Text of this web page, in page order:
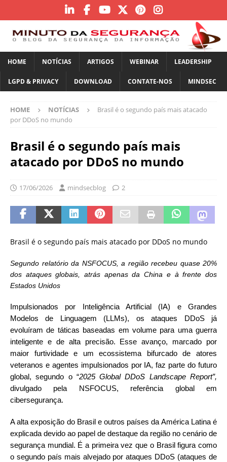
HOME NOTÍCIAS ARTIGOS WEBINAR LEADERSHIP
LGPD & PRIVACY DOWNLOAD CONTATE-NOS MINDSEC
HOME NOTÍCIAS
Brasil é o segundo país mais atacado
por DDoS no mundo
Brasil é o segundo país mais
atacado por DDoS no mundo
17/06/2026 mindsecblog 2
Brasil é o segundo país mais atacado por DDoS no mundo
Segundo relatório da NSFOCUS, a região recebeu quase 20%
dos ataques globais, atrás apenas da China e à frente dos
Estados Unidos
Impulsionados por Inteligência Artificial (IA) e Grandes
Modelos de Linguagem (LLMs), os ataques DDoS já
evoluíram de táticas baseadas em volume para uma guerra
inteligente e de alta precisão. Esse avanço, marcado por
maior furtividade e um ecossistema bifurcado de atores
veteranos e agentes impulsionados por IA, faz parte do futuro
global, segundo o “2025 Global DDoS Landscape Report”,
divulgado pela NSFOCUS, referência global em
cibersegurança.
A alta exposição do Brasil e outros países da América Latina é
explicada devido ao papel de destaque da região no cenário de
segurança mundial. É a primeira vez que o Brasil figura como
o segundo país mais alvejado por ataques DDoS (ataques de